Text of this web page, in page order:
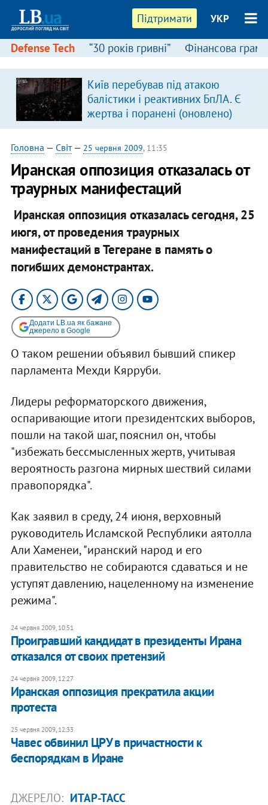
Підтримати УКР
Defense Tech “30 років гривні” Фінансова
Київ перебував під атакою
балістики і реактивних БпЛА. Є
жертва і поранені (оновлено)
Головна — Світ— 25 червня 2009, 11:35
Иранская оппозиция отказалась от
траурных манифестаций
Иранская оппозиция отказалась сегодня, 25
июгя, от проведения траурных
манифестаций в Тегеране в память о
погибших демонстрантах.
Додати LB.ua як бажане
джерело в Google
О таком решении объявил бывший спикер
парламента Мехди Кярруби.
Лидеры реформаторского движения,
оспаривающие итоги президентских выборов,
пошли на такой шаг, пояснил он, чтобы
"избежать бессмысленных жертв, учитывая
вероятность разгона мирных шествий силами
правопорядка".
Как заявил в среду, 24 июня, верховный
руководитель Исламской Республики аятолла
Али Хаменеи, "иранский народ и его
правительство не собираются сдаваться и не
уступят давлению, нацеленному на изменение
режима".
24 червня 2009, 10:51
Проигравший кандидат в президенты Ирана
отказался от своих претензий
24 червня 2009, 12:27
Иранская оппозиция прекратила акции
протеста
25 червня 2009, 12:33
Чавес обвинил ЦРУ в причастности к
беспорядкам в Иране
ДЖЕРЕЛО: ИТАР-ТАСС